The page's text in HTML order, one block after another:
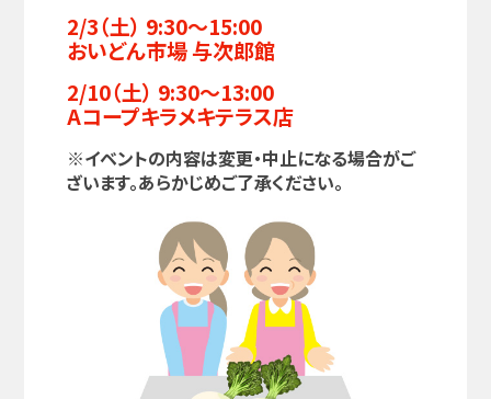
2/3（土） 9:30～15:00
おいどん市場 与次郎館
2/10（土） 9:30～13:00
Aコープキラメキテラス店
※イベントの内容は変更・中止になる場合がご
ざいます。あらかじめご了承ください。